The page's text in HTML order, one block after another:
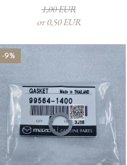
1,00 EUR
от 0,50 EUR
-9%